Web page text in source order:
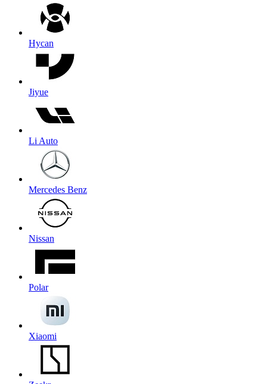
Hycan
Jiyue
Li Auto
Mercedes Benz
Nissan
Polar
Xiaomi